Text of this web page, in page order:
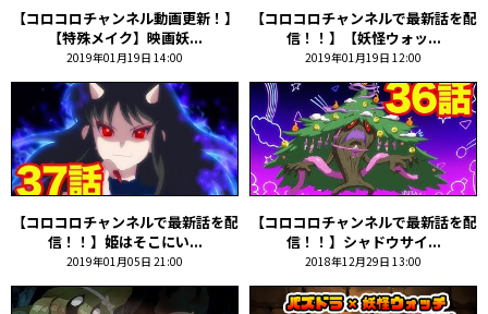
【コロコロチャンネル動画更新！】
【特殊メイク】映画妖...
2019年01月19日 14:00
【コロコロチャンネルで最新話を配
信！！】【妖怪ウォッ...
2019年01月19日 12:00
【コロコロチャンネルで最新話を配
信！！】姫はそこにい...
2019年01月05日 21:00
【コロコロチャンネルで最新話を配
信！！】シャドウサイ...
2018年12月29日 13:00